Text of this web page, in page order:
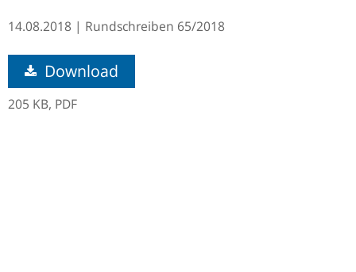
14.08.2018 Rundschreiben 65/2018
Download
205 KB, PDF